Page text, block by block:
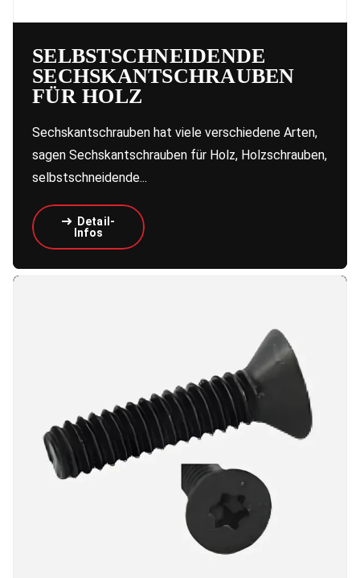
SELBSTSCHNEIDENDE
SECHSKANTSCHRAUBEN
FÜR HOLZ
Sechskantschrauben hat viele verschiedene Arten,
sagen Sechskantschrauben für Holz, Holzschrauben,
selbstschneidende...
Detail-
Infos